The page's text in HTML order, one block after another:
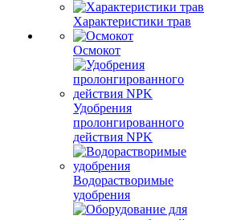
Характеристики трав
Осмокот
Удобрения
пролонгированного
действия NPK
Водорастворимые
удобрения